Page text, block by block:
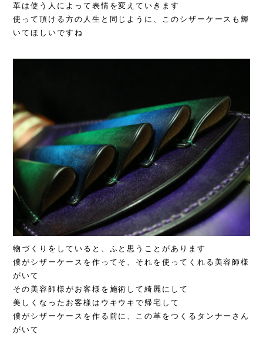
革は使う人によって表情を変えていきます
使って頂ける方の人生と同じように、このシザーケースも輝
いてほしいですね
物づくりをしていると、ふと思うことがあります
僕がシザーケースを作ってそ、それを使ってくれる美容師様
がいて
その美容師様がお客様を施術して綺麗にして
美しくなったお客様はウキウキで帰宅して
僕がシザーケースを作る前に、この革をつくるタンナーさん
がいて